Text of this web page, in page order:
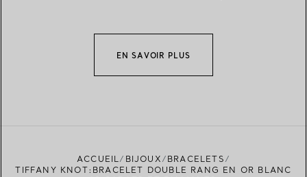
EN SAVOIR PLUS
ACCUEIL BIJOUX
BRACELETS
TIFFANY KNOT:BRACELET DOUBLE RANG EN OR BLANC